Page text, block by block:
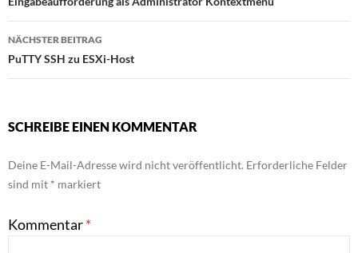
NÄCHSTER BEITRAG
PuTTY SSH zu ESXi-Host
SCHREIBE EINEN KOMMENTAR
Deine E-Mail-Adresse wird nicht veröffentlicht. Erforderliche Felder
sind mit * markiert
Kommentar*